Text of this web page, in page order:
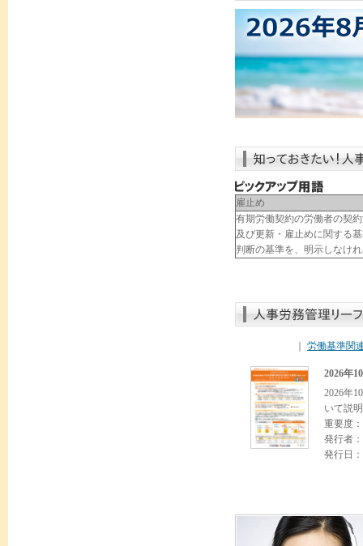
雇止め
有期労働契約の労働者の契
及び更新・雇止めに関する
判断の基準を、明示しなけ
労働基準関
2026年
2026年
いて説
重要
発行者
発行日